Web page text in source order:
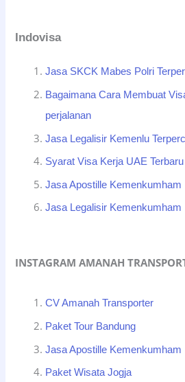
Indovisa
Jasa SKCK Mabes Polri
Bagaimana Cara Membuat
perjalanan
Jasa Legalisir Kemenlu
Syarat Visa Kerja UAE Terbaru
Jasa Apostille Kemenkumham
Jasa Legalisir Kemenkumham
INSTAGRAM AMANAH
CV Amanah Transporter
Paket Tour Bandung
Jasa Apostille Kemenkumham
Paket Wisata Jogja